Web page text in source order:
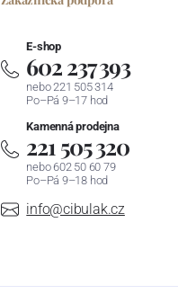
E-shop
602 237 393
nebo 221 505 314
Po–Pá 9–17 hod
Kamenná prodejna
221 505 320
nebo 602 50 60 79
Po–Pá 9–18 hod
info@cibulak.cz